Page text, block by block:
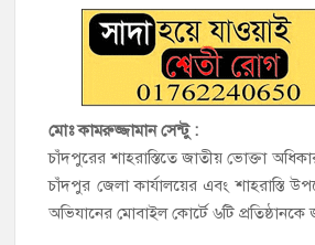
হাজীগঞ্জের ২নং দক্ষিণ পশ্চিম রাজারগাঁও
চাঁদপুর জেলা জিয়া সাইবার ফোর্সের সভাপতি
এসএম সবুজ হোসেন
মোঃ কামরুজ্জামান সেন্টু :
চাঁদপুরের শাহরাস্তিতে জাতীয় ভোক্তা
চাঁদপুর জেলা কার্যালয়ের এবং শাহরাস্তি
অভিযানের মোবাইল কোর্টে ৬টি প্রতিষ্ঠানকে